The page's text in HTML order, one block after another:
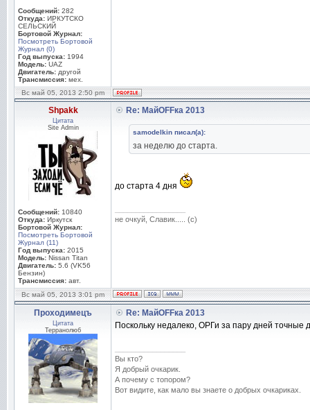
Сообщений: 282
Откуда: ИРКУТСКО
СЕЛЬСКИЙ
Бортовой Журнал:
Посмотреть Бортовой
Журнал (0)
Год выпуска: 1994
Модель: UAZ
Двигатель: другой
Трансмиссия: мех.
Вс май 05, 2013 2:50 pm
Shpakk
Цитата
Site Admin
Сообщений: 10840
Откуда: Иркутск
Бортовой Журнал:
Посмотреть Бортовой
Журнал (11)
Год выпуска: 2015
Модель: Nissan Titan
Двигатель: 5.6 (VK56
Бензин)
Трансмиссия: авт.
Re: МайOFFка 2013
samodelkin писал(а):
за неделю до старта.
до старта 4 дня
не очкуй, Славик..... (с)
Вс май 05, 2013 3:01 pm
Проходимецъ
Цитата
Терранолюб
Re: МайOFFка 2013
Поскольку недалеко, ОРГи за пару дней
Вы кто?
Я добрый очкарик.
А почему с топором?
Вот видите, как мало вы знаете о добрых очкариках.